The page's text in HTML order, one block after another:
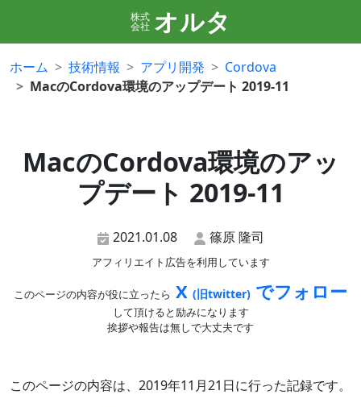
株式
会社 オルタ
ホーム 技術情報 アプリ開発
Cordova
MacのCordova環境のアップデート 2019-11
MacのCordova環境のアッ
プデート 2019-11
2021.01.08 篠原 隆司
アフィリエイト広告を利用しています
このページの内容が役に立ったら X (旧twitter) でフォロー
して頂けると励みになります
挨拶や報告は無しで大丈夫です
このページの内容は、2019年11月21日に行った記録です。